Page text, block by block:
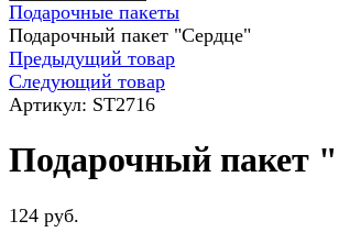
Подарочные пакеты
Подарочный пакет "Сердце"
Предыдущий товар
Следующий товар
Артикул: ST2716
Подарочный пакет
124 руб.